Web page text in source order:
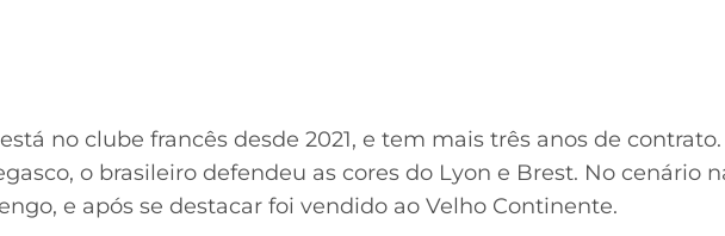
no clube francês desde 2021, e tem mais três anos de
o brasileiro defendeu as cores do Lyon e Brest. No cenário
e após se destacar foi vendido ao Velho Continente.